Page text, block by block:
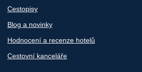
Cestopisy
Blog a novinky
Hodnocení a recenze hotelů
Cestovní kanceláře